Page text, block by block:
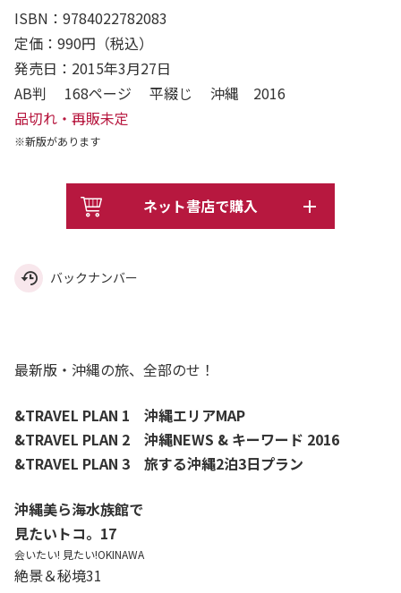
ISBN：9784022782083
定価：990円（税込）
発売日：2015年3月27日
AB判 168ページ 平綴じ 沖縄 2016
品切れ・再販未定
※新版があります
ネット書店で購入
バックナンバー
最新版・沖縄の旅、全部のせ！
&TRAVEL PLAN 1 沖縄エリアMAP
&TRAVEL PLAN 2 沖縄NEWS & キーワード 2016
&TRAVEL PLAN 3 旅する沖縄2泊3日プラン
沖縄美ら海水族館で
見たいトコ。17
会いたい! 見たい!OKINAWA
絶景＆秘境31